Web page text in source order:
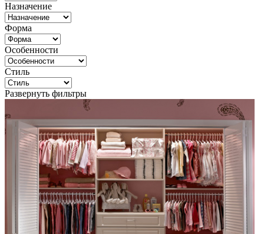
Назначение
Форма
Особенности
Стиль
Развернуть фильтры